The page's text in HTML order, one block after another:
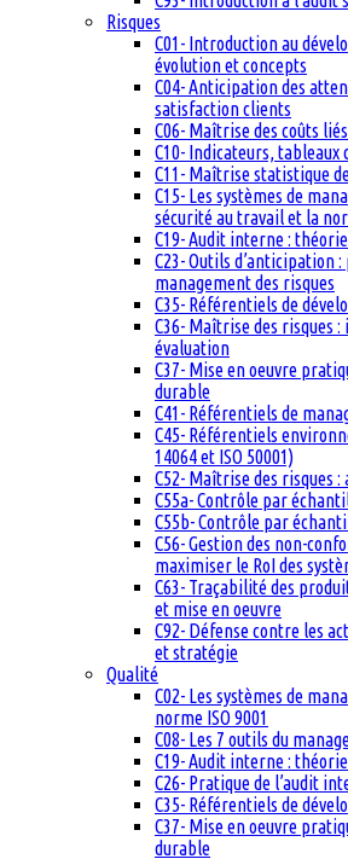
Risques
C01- Introduction au
évolution et concepts
C04- Anticipation des
satisfaction clients
C06- Maîtrise des coûts
C10- Indicateurs, tableaux
C11- Maîtrise statistique
C15- Les systèmes de
sécurité au travail et la
C19- Audit interne :
C23- Outils d’anticipation
management des risques
C35- Référentiels de
C36- Maîtrise des risques
évaluation
C37- Mise en oeuvre
durable
C41- Référentiels de
C45- Référentiels
14064 et ISO 50001)
C52- Maîtrise des risques :
C55a- Contrôle par
C55b- Contrôle par
C56- Gestion des non-
maximiser le RoI des
C63- Traçabilité des
et mise en oeuvre
C92- Défense contre les
et stratégie
Qualité
C02- Les systèmes de
norme ISO 9001
C08- Les 7 outils du
C19- Audit interne :
C26- Pratique de l’audit
C35- Référentiels de
C37- Mise en oeuvre
durable